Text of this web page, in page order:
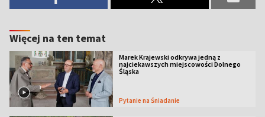
Więcej na ten temat
Marek Krajewski odkrywa jedną z
najciekawszych miejscowości Dolnego
Śląska
Pytanie na Śniadanie